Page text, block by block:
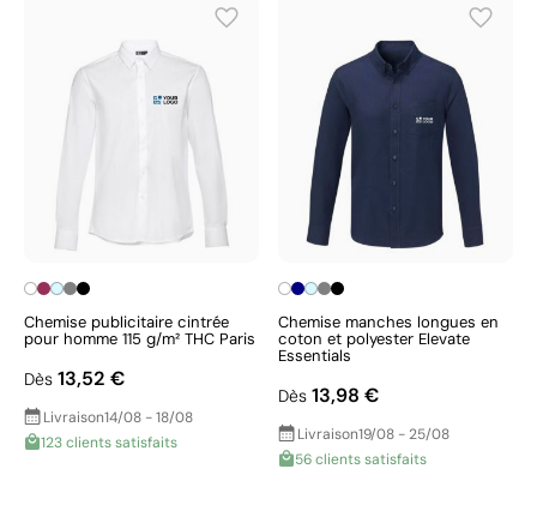
Chemise publicitaire cintrée
pour homme 115 g/m² THC Paris
Dès 13,52 €
Livraison14/08 - 18/08
123 clients satisfaits
Chemise manches longues en
coton et polyester Elevate
Essentials
Dès 13,98 €
Livraison19/08 - 25/08
56 clients satisfaits